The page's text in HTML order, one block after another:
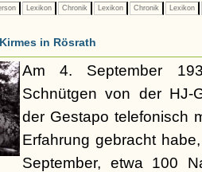
Lexikon Chronik Lexikon Chronik Lexikon
in Rösrath
Am 4. September
Schnütgen von der HJ-
der Gestapo telefonisch
Erfahrung gebracht
September, etwa 100